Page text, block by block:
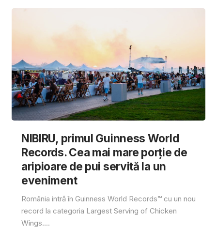
NIBIRU, primul Guinness World
Records. Cea mai mare porție de
aripioare de pui servită la un
eveniment
România intră în Guinness World Records™️ cu un nou
record la categoria Largest Serving of Chicken
Wings....